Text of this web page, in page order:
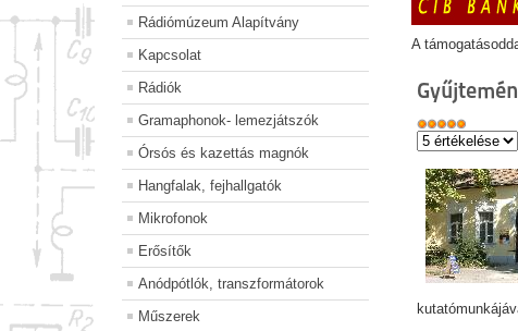
Rádiómúzeum Alapítvány
Kapcsolat
Rádiók
Gramaphonok- lemezjátszók
Órsós és kazettás magnók
Hangfalak, fejhallgatók
Mikrofonok
Erősítők
Anódpótlók, transzformátorok
Műszerek
A